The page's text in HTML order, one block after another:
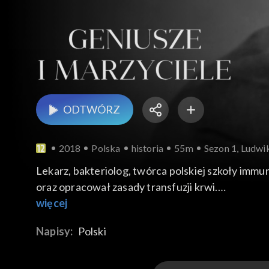
ODTWÓRZ
2018 Polska historia 55m Sezon 1,
Lekarz, bakteriolog, twórca polskiej szkoły
oraz opracował zasady transfuzji krwi.
przyczyniają do ratowania milionów ludzkich
więcej
Napisy: Polski